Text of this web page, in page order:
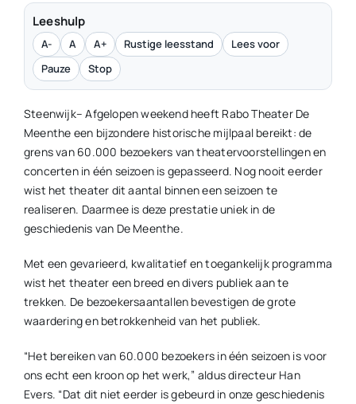
Leeshulp
A- A A+ Rustige leesstand
Lees voor
Pauze
Stop
Steenwijk– Afgelopen weekend heeft Rabo Theater De
Meenthe een bijzondere historische mijlpaal bereikt: de
grens van 60.000 bezoekers van theatervoorstellingen en
concerten in één seizoen is gepasseerd. Nog nooit eerder
wist het theater dit aantal binnen een seizoen te
realiseren. Daarmee is deze prestatie uniek in de
geschiedenis van De Meenthe.
Met een gevarieerd, kwalitatief en toegankelijk programma
wist het theater een breed en divers publiek aan te
trekken. De bezoekersaantallen bevestigen de grote
waardering en betrokkenheid van het publiek.
“Het bereiken van 60.000 bezoekers in één seizoen is voor
ons echt een kroon op het werk,” aldus directeur Han
Evers. “Dat dit niet eerder is gebeurd in onze geschiedenis